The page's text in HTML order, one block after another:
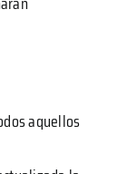
aquellos